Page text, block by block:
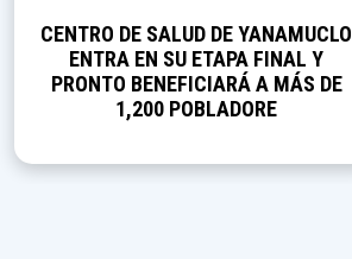
CENTRO DE SALUD DE YANAMUCLO
ENTRA EN SU ETAPA FINAL Y
PRONTO BENEFICIARÁ A MÁS DE
1,200 POBLADORE